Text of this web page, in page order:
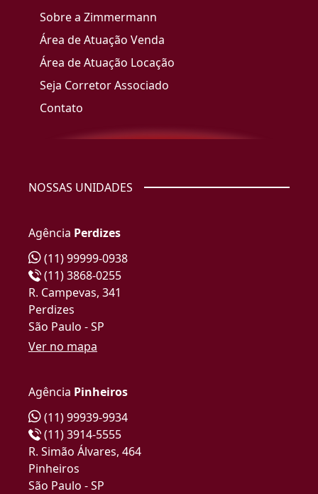
Sobre a Zimmermann
Área de Atuação Venda
Área de Atuação Locação
Seja Corretor Associado
Contato
NOSSAS UNIDADES
Agência Perdizes
(11) 99999-0938
(11) 3868-0255
R. Campevas, 341
Perdizes
São Paulo - SP
Ver no mapa
Agência Pinheiros
(11) 99939-9934
(11) 3914-5555
R. Simão Álvares, 464
Pinheiros
São Paulo - SP